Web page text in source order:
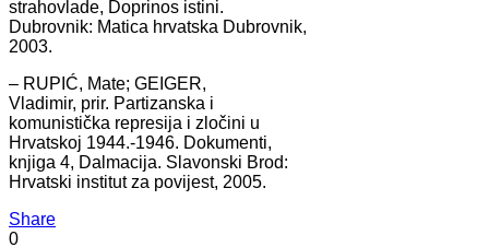
strahovlade, Doprinos istini.
Dubrovnik: Matica hrvatska Dubrovnik,
2003.
– RUPIĆ, Mate; GEIGER,
Vladimir, prir. Partizanska i
komunistička represija i zločini u
Hrvatskoj 1944.-1946. Dokumenti,
knjiga 4, Dalmacija. Slavonski Brod:
Hrvatski institut za povijest, 2005.
Share
0